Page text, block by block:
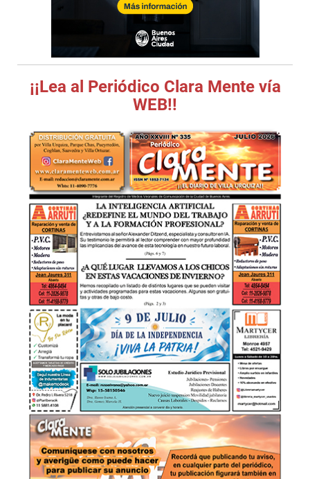
¡¡Lea al Periódico Clara Mente vía
WEB!!